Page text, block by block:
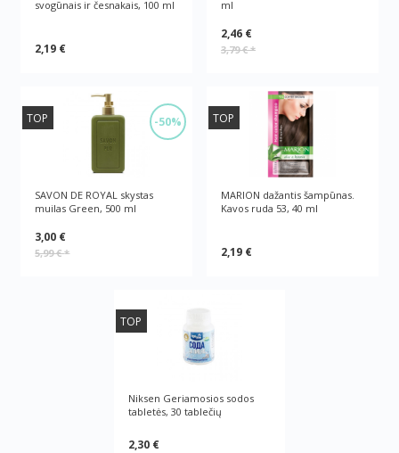
svogūnais ir česnakais, 100 ml
2,19 €
ml
2,46 €
3,79 €*
-50%
TOP
SAVON DE ROYAL skystas
muilas Green, 500 ml
3,00 €
5,99 €*
TOP
MARION dažantis šampūnas.
Kavos ruda 53, 40 ml
2,19 €
TOP
Niksen Geriamosios sodos
tabletės, 30 tablečių
2,30 €